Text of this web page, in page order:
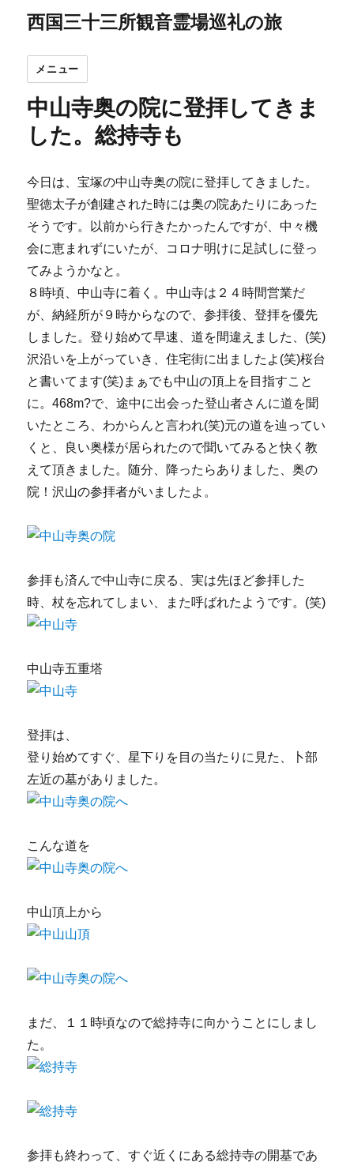
西国三十三所観音霊場巡礼の旅
メニュー
中山寺奥の院に登拝してきま
した。総持寺も
今日は、宝塚の中山寺奥の院に登拝してきました。
聖徳太子が創建された時には奥の院あたりにあった
そうです。以前から行きたかったんですが、中々機
会に恵まれずにいたが、コロナ明けに足試しに登っ
てみようかなと。
８時頃、中山寺に着く。中山寺は２４時間営業だ
が、納経所が９時からなので、参拝後、登拝を優先
しました。登り始めて早速、道を間違えました、(笑)
沢沿いを上がっていき、住宅街に出ましたよ(笑)桜台
と書いてます(笑)まぁでも中山の頂上を目指すこと
に。468m?で、途中に出会った登山者さんに道を聞
いたところ、わからんと言われ(笑)元の道を辿ってい
くと、良い奥様が居られたので聞いてみると快く教
えて頂きました。随分、降ったらありました、奥の
院！沢山の参拝者がいましたよ。
参拝も済んで中山寺に戻る、実は先ほど参拝した
時、杖を忘れてしまい、また呼ばれたようです。(笑)
中山寺五重塔
登拝は、
登り始めてすぐ、星下りを目の当たりに見た、卜部
左近の墓がありました。
こんな道を
中山頂上から
まだ、１１時頃なので総持寺に向かうことにしまし
た。
参拝も終わって、すぐ近くにある総持寺の開基であ